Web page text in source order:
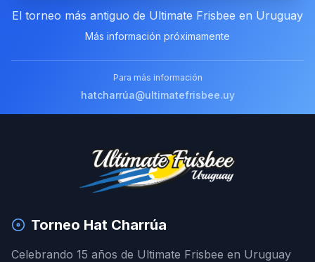
El torneo más antiguo de Ultimate Frisbee en Uruguay
Más información próximamente
Para más información
hatcharrúa@ultimatefrisbee.uy
Torneo Hat Charrúa
Celebrando 15 años de Ultimate Frisbee en Uruguay